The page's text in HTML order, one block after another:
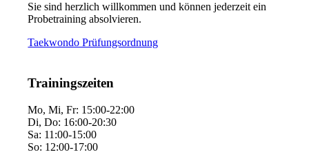
Sie sind herzlich willkommen und können jederzeit ein
Probetraining absolvieren.
Taekwondo Prüfungsordnung
Trainingszeiten
Mo, Mi, Fr: 15:00-22:00
Di, Do: 16:00-20:30
Sa: 11:00-15:00
So: 12:00-17:00